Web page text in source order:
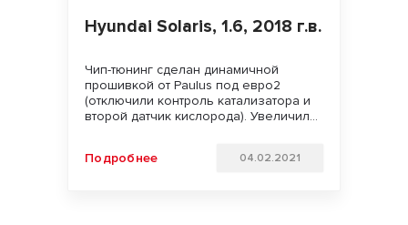
Hyundai Solaris, 1.6, 2018 г.в.
Чип-тюнинг сделан динамичной
прошивкой от Paulus под евро2
(отключили контроль катализатора и
второй датчик кислорода). Увеличили
педали газа. Удачи на дорогах!!!
Подробнее 04.02.2021